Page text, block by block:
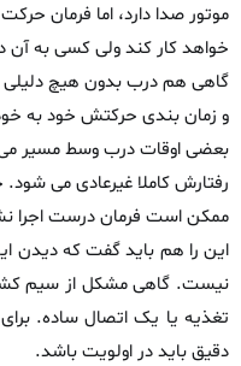
موتور صدا دارد، اما فرمان
خواهد کار کند ولی کسی به آن
گاهی هم درب بدون هیچ دلیلی
و زمان‌ بندی حرکتش خود به‌
بعضی اوقات درب وسط مسیر می‌
رفتارش کاملا غیرعادی می‌ شود.
ممکن است فرمان درست اجرا
این را هم باید گفت که دیدن
نیست. گاهی مشکل از سیم
تغذیه یا یک اتصال ساده.
دقیق باید در اولویت باشد.